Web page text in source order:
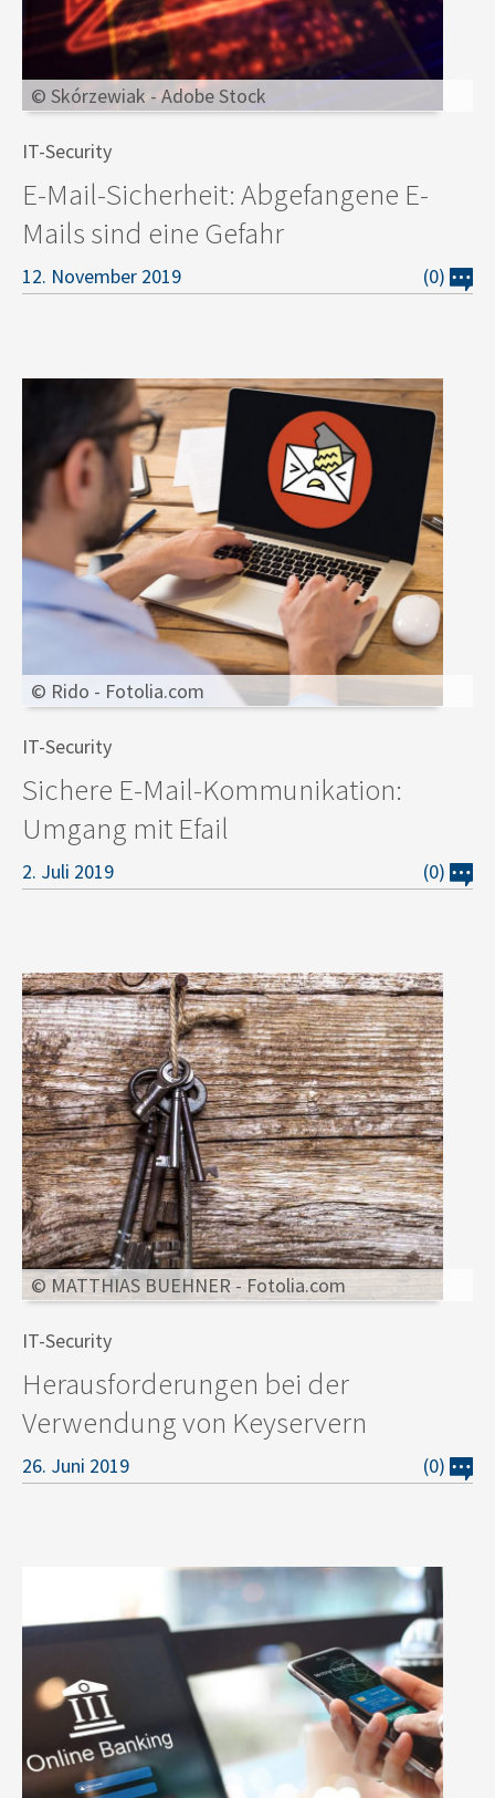
© Skórzewiak - Adobe Stock
IT-Security
E-Mail-Sicherheit: Abgefangene E-
Mails sind eine Gefahr
12. November 2019 (0)
© Rido - Fotolia.com
IT-Security
Sichere E-Mail-Kommunikation:
Umgang mit Efail
2. Juli 2019 (0)
© MATTHIAS BUEHNER - Fotolia.com
IT-Security
Herausforderungen bei der
Verwendung von Keyservern
26. Juni 2019 (0)